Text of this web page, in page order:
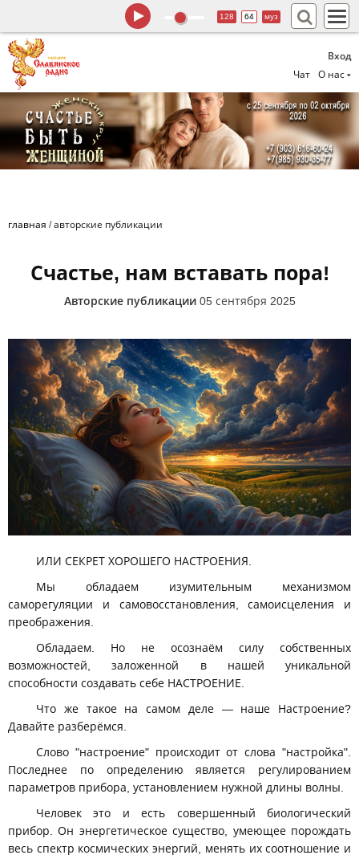
Вход
Чат
О нас
128 64 муз
главная /авторские публикации
Счастье, нам вставать пора!
Авторские публикации 05 сентября 2025
ИЛИ СЕКРЕТ ХОРОШЕГО НАСТРОЕНИЯ.
Мы обладаем изумительным механизмом
саморегуляции и самовосстановления, самоисцеления и
преображения.
Обладаем. Но не осознаём силу собственных
возможностей, заложенной в нашей уникальной
способности создавать себе НАСТРОЕНИЕ.
Что же такое на самом деле — наше Настроение?
Давайте разберёмся.
Слово "настроение" происходит от слова "настройка".
Последнее по определению является регулированием
параметров прибора, установлением нужной длины волны.
Человек это и есть совершенный биологический
прибор. Он энергетическое существо, умеющее порождать
весь спектр космических энергий, менять их соотношение и